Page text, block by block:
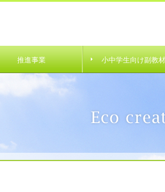
推進事業 小中学生向け副教材